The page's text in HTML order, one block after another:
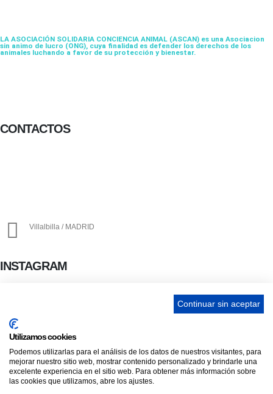
LA ASOCIACIÓN SOLIDARIA CONCIENCIA ANIMAL (ASCAN) es una Asociacion
sin animo de lucro (ONG), cuya finalidad es defender los derechos de los
animales luchando a favor de su protección y bienestar.
CONTACTOS
Villalbilla / MADRID
INSTAGRAM
ENLACES
Adopta un perro
Política de Privacidad
Continuar sin aceptar
Utilizamos cookies
Podemos utilizarlas para el análisis de los datos de nuestros visitantes, para
mejorar nuestro sitio web, mostrar contenido personalizado y brindarle una
excelente experiencia en el sitio web. Para obtener más información sobre
las cookies que utilizamos, abre los ajustes.